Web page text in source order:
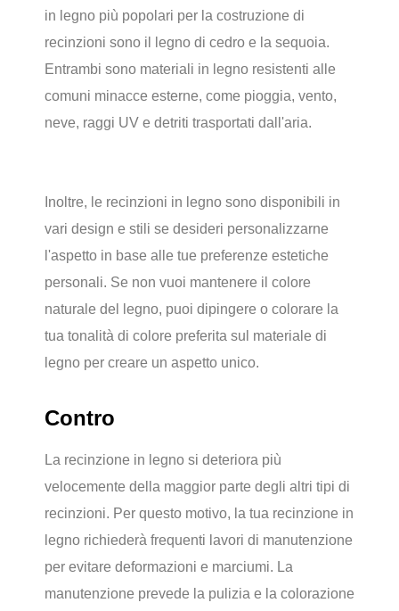
in legno più popolari per la costruzione di
recinzioni sono il legno di cedro e la sequoia.
Entrambi sono materiali in legno resistenti alle
comuni minacce esterne, come pioggia, vento,
neve, raggi UV e detriti trasportati dall'aria.
Inoltre, le recinzioni in legno sono disponibili in
vari design e stili se desideri personalizzarne
l'aspetto in base alle tue preferenze estetiche
personali. Se non vuoi mantenere il colore
naturale del legno, puoi dipingere o colorare la
tua tonalità di colore preferita sul materiale di
legno per creare un aspetto unico.
Contro
La recinzione in legno si deteriora più
velocemente della maggior parte degli altri tipi di
recinzioni. Per questo motivo, la tua recinzione in
legno richiederà frequenti lavori di manutenzione
per evitare deformazioni e marciumi. La
manutenzione prevede la pulizia e la colorazione